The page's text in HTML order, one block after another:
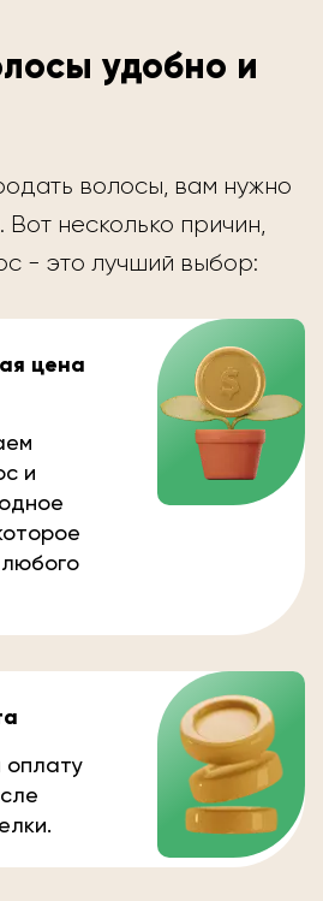
удобно и
волосы, вам нужно
Вот несколько причин,
- это лучший выбор:
цена
и
оплату